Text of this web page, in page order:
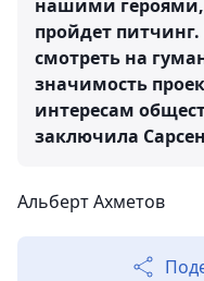
нашими
пройдет
смотреть на
значимость
интересам
заключила
Альберт Ахметов